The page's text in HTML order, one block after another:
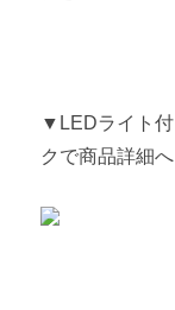
▼LEDライト付
クで商品詳細へ